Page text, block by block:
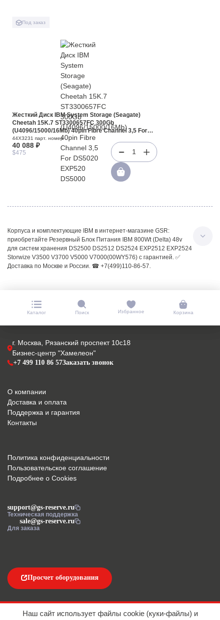
Под заказ
Жесткий Диск IBM System Storage (Seagate)
Cheetah 15K.7 ST3300657FC 300Gb
(U4096/15000/16Mb) 40pin Fibre Channel 3,5 For
DS5020 EXP520 DS5000 EXP5000 DS3950 EXP395
DS4800 DS4700 EXP810(44X3231)
44X3231 парт. номер
40 088 ₽
$475 1
Корпуса и комплектующие IBM в интернет-магазине GSR:
приобретайте Резервный Блок Питания IBM 800Wt (Delta) 48v
для систем хранения DS2500 DS2512 DS2524 EXP2512 EXP2524
Storwize V3500 V3700 V5000 V7000(00WY576) с гарантией. ✅
Доставка по Москве и России. ☎ +7(499)110-86-57.
Каталог Поиск Избранное Корзина
г. Москва, Рязанский проспект 10с18
Бизнес-центр "Хамелеон"
+7 499 110 86 57Заказать звонок
support@gs-reserve.ru
Техническая поддержка
sale@gs-reserve.ru
Для заказа
О компании
Доставка и оплата
Поддержка и гарантия
Контакты
Просчет оборудования
Политика конфиденциальности
Пользовательское соглашение
Подробнее о Cookies
Наш сайт использует файлы cookie (куки-файлы) и